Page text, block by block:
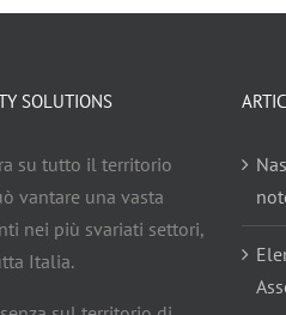
SOLUTIONS
su tutto il territorio
vantare una vasta
nei più svariati settori,
Italia.